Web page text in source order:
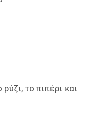
το πιπέρι και